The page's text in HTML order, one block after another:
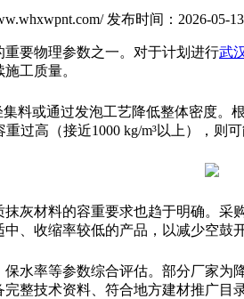
发布时间：2026-05-13
要物理参数之一。对于计划进行武
工质量。
料或通过发泡工艺降低整体密度。
过高（接近1000 kg/m³以上），则
灰材料的容重要求也趋于明确。
、收缩率较低的产品，以减少空鼓
水率等参数综合评估。部分厂家
整技术资料、符合地方建材推广目